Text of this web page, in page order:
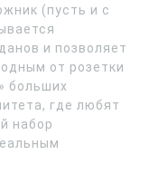
(пусть и с
и позволяет
от розетки
больших
где любят
набор